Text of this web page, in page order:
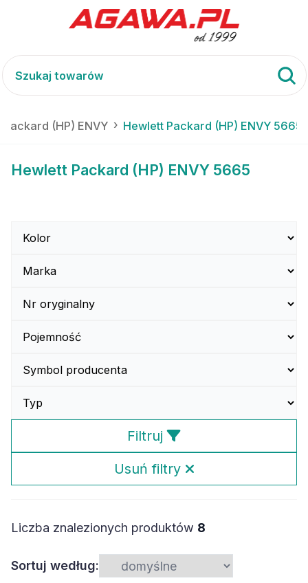
(HP) ENVY Hewlett Packard (HP) ENVY 5665
Hewlett Packard (HP) ENVY 5665
Filtruj
Usuń filtry
Liczba znalezionych produktów 8
Sortuj według: